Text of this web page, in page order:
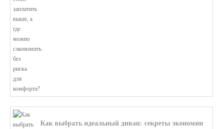
Как выбрать идеальный диван: секреты экономии